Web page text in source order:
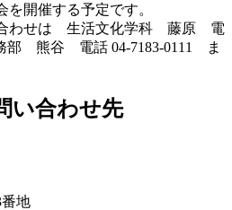
開催する予定です。
わせは 生活文化学科 藤原 電
部 熊谷 電話 04-7183-0111 ま
い合わせ先
地